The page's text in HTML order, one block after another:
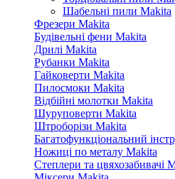
Шабельні пили Makita
Фрезери Makita
Будівельні фени Makita
Дрилі Makita
Рубанки Makita
Гайковерти Makita
Пилосмоки Makita
Відбійні молотки Makita
Шуруповерти Makita
Штроборізи Makita
Багатофункціональний
Ножиці по металу Makita
Степлери та цвяхозабивачі